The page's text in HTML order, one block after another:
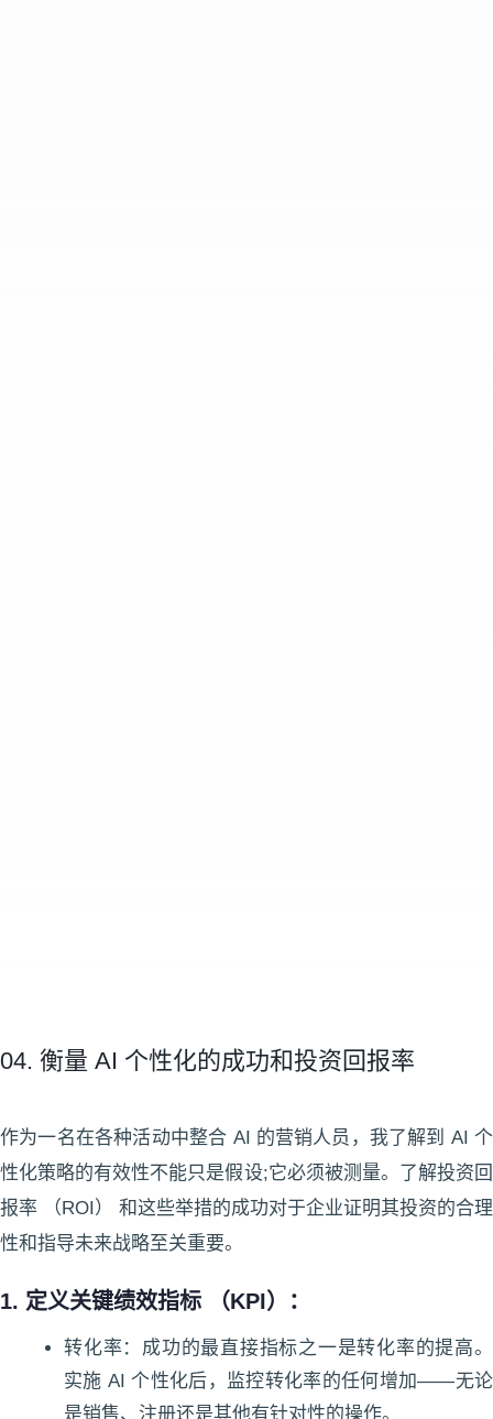
04. 衡量 AI 个性化的成功和投资回报率
作为一名在各种活动中整合 AI 的营销人员，我了解到 AI 个
性化策略的有效性不能只是假设;它必须被测量。了解投资回
报率 （ROI） 和这些举措的成功对于企业证明其投资的合理
性和指导未来战略至关重要。
1. 定义关键绩效指标 （KPI）：
转化率：成功的最直接指标之一是转化率的提高。
实施 AI 个性化后，监控转化率的任何增加——无论
是销售、注册还是其他有针对性的操作。